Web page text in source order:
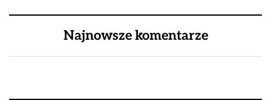
Najnowsze komentarze